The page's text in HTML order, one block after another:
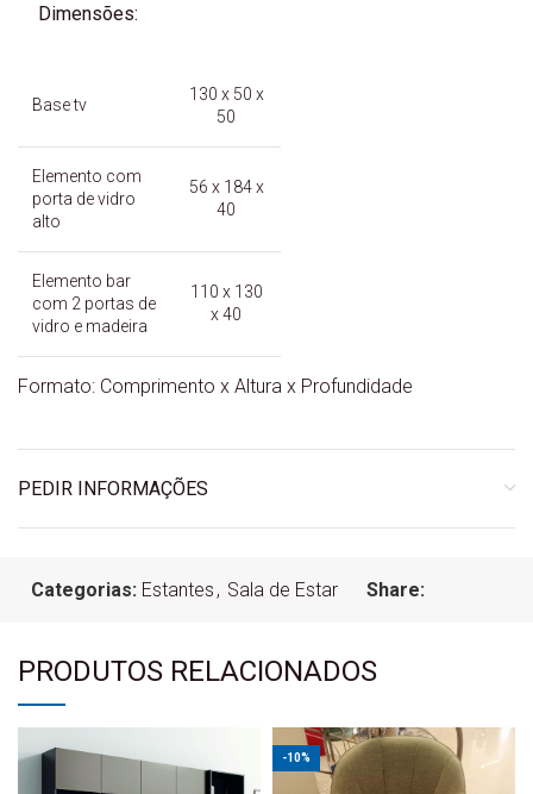
Dimensões:
Base tv
130 x 50 x
50
Elemento com
porta de vidro
alto
56 x 184 x
40
Elemento bar
com 2 portas de
vidro e madeira
110 x 130
x 40
Formato: Comprimento x Altura x Profundidade
PEDIR INFORMAÇÕES
Categorias: Estantes , Sala de Estar Share:
PRODUTOS RELACIONADOS
-10%